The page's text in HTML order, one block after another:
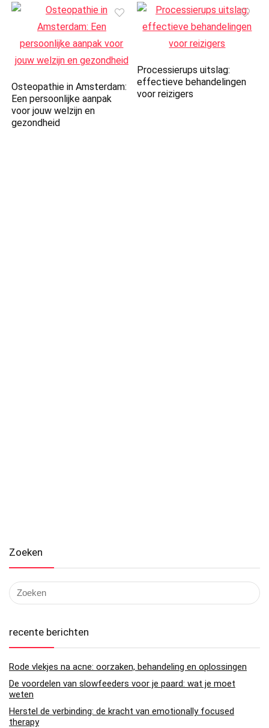
Osteopathie in Amsterdam:
Een persoonlijke aanpak
voor jouw welzijn en
gezondheid
Processierups uitslag:
effectieve behandelingen
voor reizigers
Zoeken
recente berichten
Rode vlekjes na acne: oorzaken, behandeling en oplossingen
De voordelen van slowfeeders voor je paard: wat je moet
weten
Herstel de verbinding: de kracht van emotionally focused
therapy